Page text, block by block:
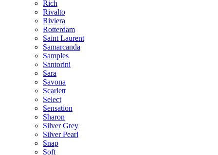
Rich
Rivalto
Riviera
Rotterdam
Saint Laurent
Samarcanda
Samples
Santorini
Sara
Savona
Scarlett
Select
Sensation
Sharon
Silver Grey
Silver Pearl
Snap
Soft